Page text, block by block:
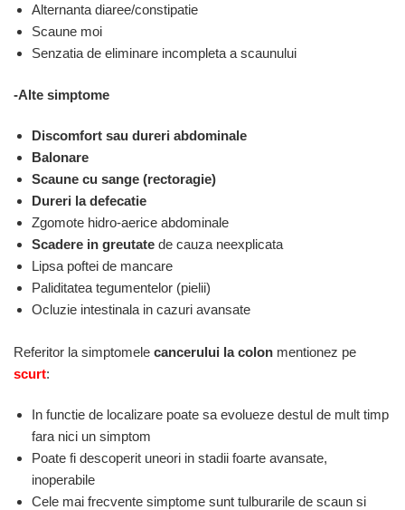
Alternanta diaree/constipatie
Scaune moi
Senzatia de eliminare incompleta a scaunului
-Alte simptome
Discomfort sau dureri abdominale
Balonare
Scaune cu sange (rectoragie)
Dureri la defecatie
Zgomote hidro-aerice abdominale
Scadere in greutate de cauza neexplicata
Lipsa poftei de mancare
Paliditatea tegumentelor (pielii)
Ocluzie intestinala in cazuri avansate
Referitor la simptomele cancerului la colon mentionez pe
scurt:
In functie de localizare poate sa evolueze destul de mult timp
fara nici un simptom
Poate fi descoperit uneori in stadii foarte avansate,
inoperabile
Cele mai frecvente simptome sunt tulburarile de scaun si